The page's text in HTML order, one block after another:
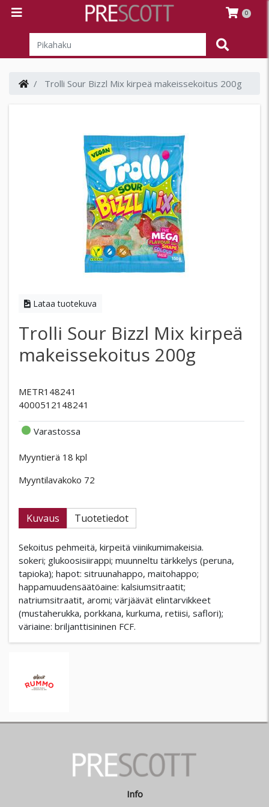
0
Trolli Sour Bizzl Mix kirpeä makeissekoitus 200g
Lataa tuotekuva
Trolli Sour Bizzl Mix kirpeä
makeissekoitus 200g
METR148241
4000512148241
Varastossa
Myyntierä 18 kpl
Myyntilavakoko 72
Kuvaus Tuotetiedot
Sekoitus pehmeitä, kirpeitä viinikumimakeisia.
sokeri; glukoosisiirappi; muunneltu tärkkelys (peruna,
tapioka); hapot: sitruunahappo, maitohappo;
happamuudensäätöaine: kalsiumsitraatit;
natriumsitraatit, aromi; värjäävät elintarvikkeet
(mustaherukka, porkkana, kurkuma, retiisi, saflori);
väriaine: briljanttisininen FCF.
Info